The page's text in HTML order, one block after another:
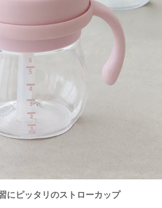
にピッタリのストローカップ